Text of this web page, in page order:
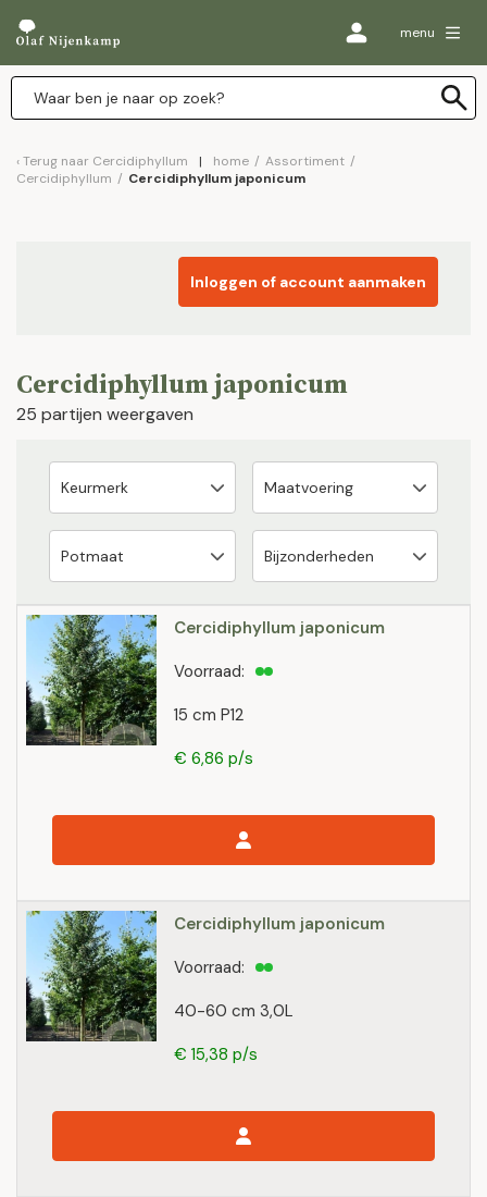
menu
Terug naar Cercidiphyllum home / Assortiment /
Cercidiphyllum / Cercidiphyllum japonicum
Inloggen of account aanmaken
Cercidiphyllum japonicum
25 partijen weergaven
Cercidiphyllum japonicum
15 cm P12
Voorraad:
€ 6,86 p/s
Cercidiphyllum japonicum
40-60 cm 3,0L
Voorraad:
€ 15,38 p/s